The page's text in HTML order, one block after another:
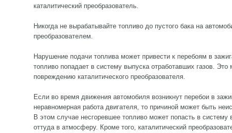
каталитический преобразователь.
Никогда не вырабатывайте топливо до пустого бака на
преобразователем.
Нарушение подачи топлива может привести к перебоям в
топливо попадает в систему выпуска отработавших газов. Это
повреждению каталитического преобразователя.
Если во время движения автомобиля возникнут перебои в
неравномерная работа двигателя, то причиной может быть
В этом случае несгоревшее топливо может попасть в систему
оттуда в атмосферу. Кроме того, каталитический